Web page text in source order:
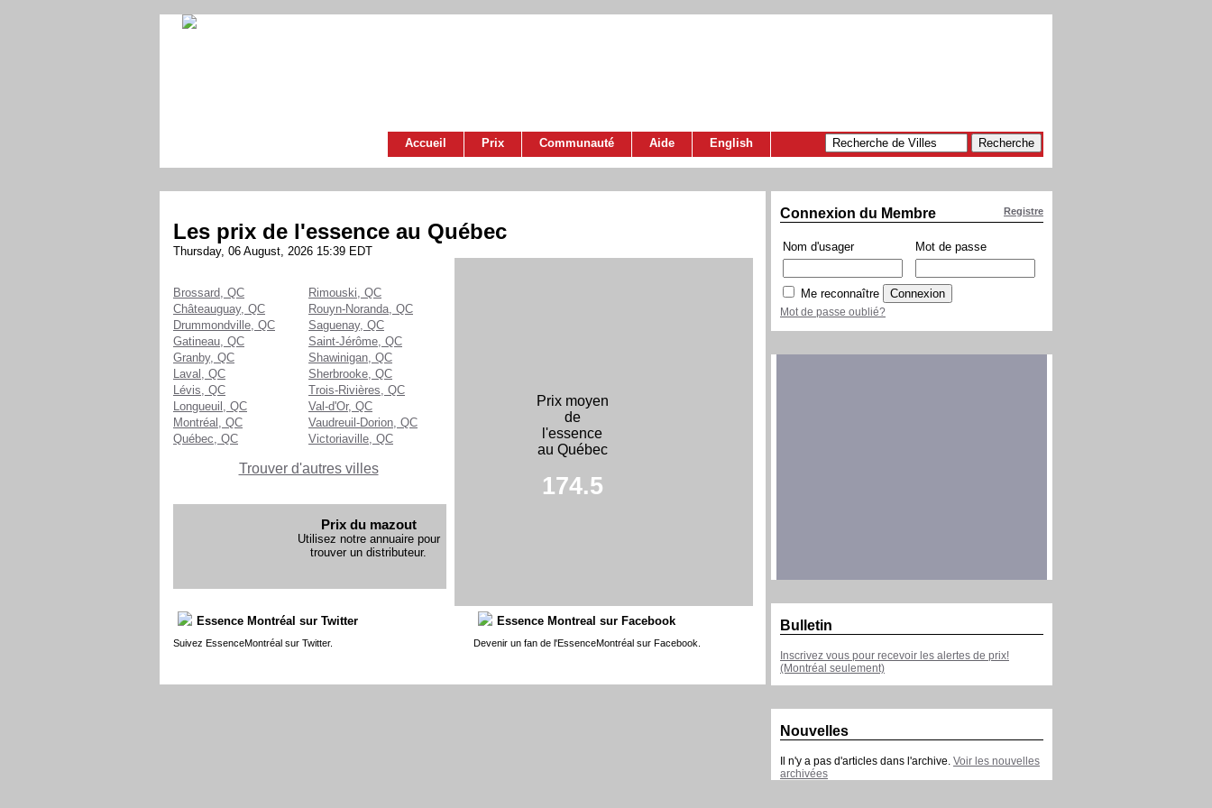
Accueil Prix Communauté Aide English
Les prix de l'essence au Québec
Thursday, 06 August, 2026 15:39 EDT
Prix moyen
de
l'essence
au Québec
174.5
Brossard, QC
Châteauguay, QC
Drummondville, QC
Gatineau, QC
Granby, QC
Laval, QC
Lévis, QC
Longueuil, QC
Montréal, QC
Québec, QC
Rimouski, QC
Rouyn-Noranda, QC
Saguenay, QC
Saint-Jérôme, QC
Shawinigan, QC
Sherbrooke, QC
Trois-Rivières, QC
Val-d'Or, QC
Vaudreuil-Dorion, QC
Victoriaville, QC
Trouver d'autres villes
Prix du mazout
Utilisez notre annuaire pour
trouver un distributeur.
Essence Montréal sur Twitter
Suivez EssenceMontréal sur Twitter.
Essence Montreal sur Facebook
Devenir un fan de l'EssenceMontréal sur Facebook.
Registre
Connexion du Membre
Nom d'usager Mot de passe
Me reconnaître
Mot de passe oublié?
Bulletin
Inscrivez vous pour recevoir les alertes de prix!
(Montréal seulement)
Nouvelles
Il n'y a pas d'articles dans l'archive. Voir les nouvelles
archivées